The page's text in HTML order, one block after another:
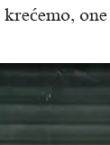
krećemo,